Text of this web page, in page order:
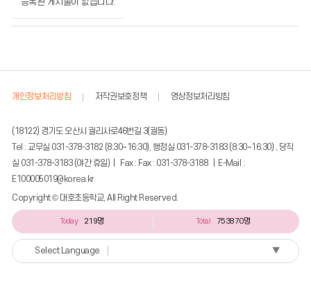
부
비
행
역
게
시
물
번
호,
제
목,
작
성
등록된 게시물이 없습니다.
개인정보처리방침 저작권보호정책 영상정보처리방침
(18122) 경기도 오산시 궐리사로46번길 3(궐동)
Tel : 교무실 031-378-3182 (8:30~16:30), 행정실 031-378-3183 (8:30~16:30) , 당직
실 031-378-3183 (야간 휴일) | Fax : Fax : 031-378-3188 | E-Mail :
E100005019@korea.kr
Copyright © 대호초등학교, All Right Reserved.
Today 219명 Total 753870명
Select Language ▼